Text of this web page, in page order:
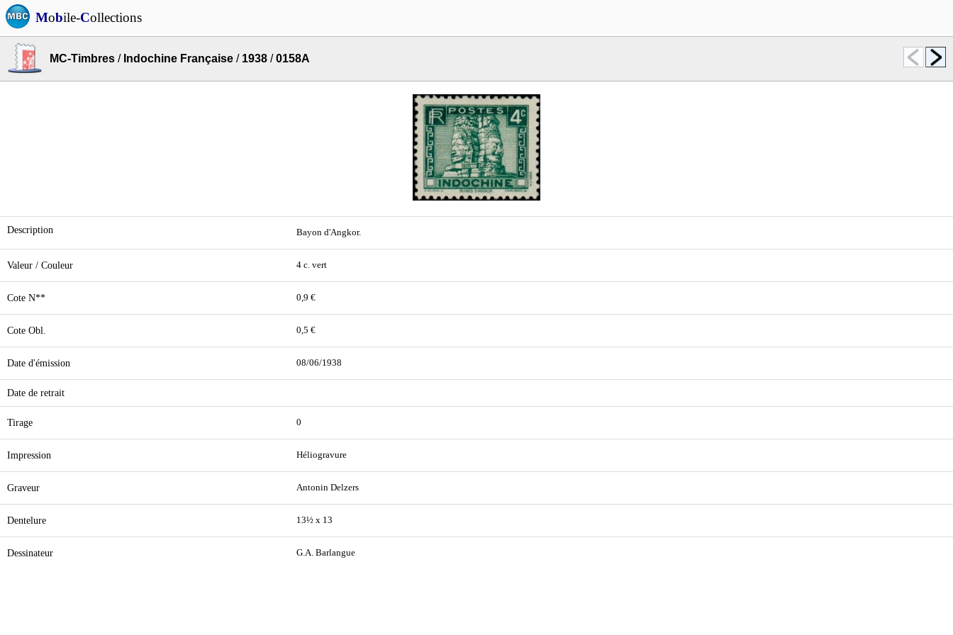
Mobile-Collections
MC-Timbres / Indochine Française / 1938 /0158A
Description Bayon d'Angkor.
Valeur / Couleur 4 c. vert
Cote N** 0,9 €
Cote Obl. 0,5 €
Date d'émission 08/06/1938
Date de retrait
Tirage 0
Impression Héliogravure
Graveur Antonin Delzers
Dentelure 13½ x 13
Dessinateur G.A. Barlangue